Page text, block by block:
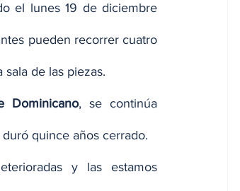
el lunes 19 de diciembre
pueden recorrer cuatro
sala de las piezas.
Dominicano, se continúa
quince años cerrado.
y las estamos